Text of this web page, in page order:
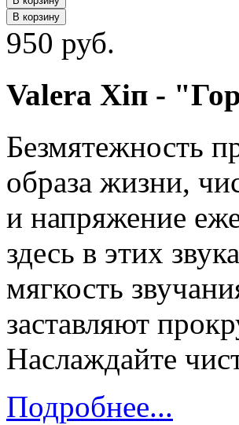
В корзину
950 руб.
Valera Хiп -
Безмятежность
образа жизни,
и напряжение
здесь в этих
мягкость
заставляют
Наслаждайте
Подробнее...